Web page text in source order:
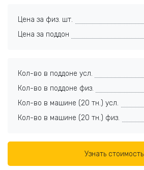
Цена за физ. шт.
Цена за поддон
Кол-во в поддоне усл.
Кол-во в поддоне физ.
Кол-во в машине (20 тн.) усл.
Кол-во в машине (20 тн.) физ.
Узнать стоимость